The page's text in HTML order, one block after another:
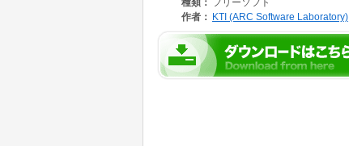
種類： フリーソフト
作者： KTI (ARC Software Laboratory)